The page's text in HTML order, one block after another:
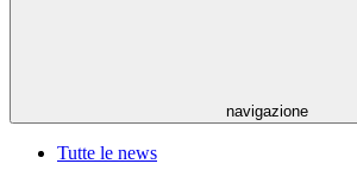
navigazione
Tutte le news